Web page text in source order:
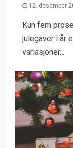
12. desember
Kun fem
julegaver i år
variasjoner...